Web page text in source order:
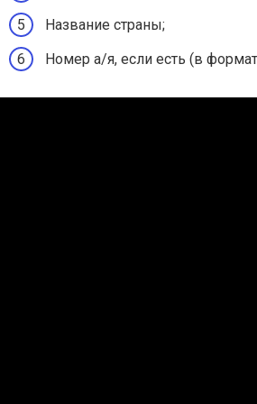
Название страны;
Номер а/я, если есть (в